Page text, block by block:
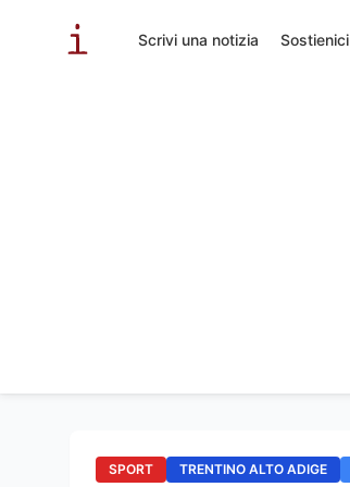
Scrivi una notizia Sostienici
SPORT TRENTINO ALTO ADIGE